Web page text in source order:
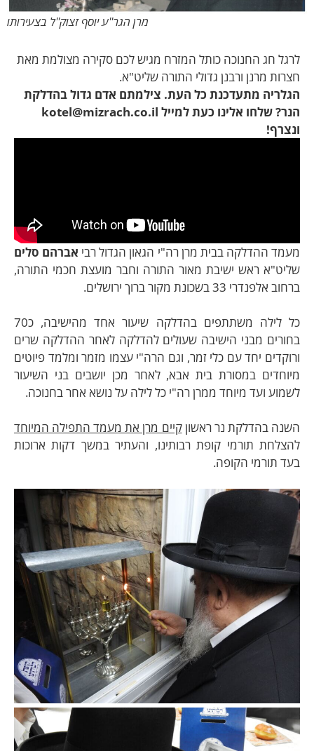
מרן הגר''ע יוסף זצוק''ל בצעירותו
לרגל חג החנוכה כותל המזרח מגיש לכם סקירה מצולמת מאת
חצרות מרנן ורבנן גדולי התורה שליט"א.
הגלריה מתעדכנת כל העת. צילמתם אדם גדול בהדלקת
הנר? שלחו אלינו כעת למייל kotel@mizrach.co.il
ונצרף!
מעמד ההדלקה בבית מרן רה"י הגאון הגדול רביאברהם סלים
שליט"א ראש ישיבת מאור התורה וחבר מועצת חכמי התורה,
ברחוב אלפנדרי 33 בשכונת מקור ברוך ירושלים.
כל לילה משתתפים בהדלקה שיעור אחד מהישיבה, כ70
בחורים מבני הישיבה שעולים להדלקה לאחר ההדלקה שרים
ורוקדים יחד עם כלי זמר, וגם הרה"י עצמו מזמר ומלמד פיוטים
מיוחדים במסורת בית אבא, לאחר מכן יושבים בני השיעור
לשמוע ועד מיוחד ממרן רה"י כל לילה על נושא אחר בחנוכה.
השנה בהדלקת נר ראשוןקיים מרן את מעמד התפילה המיוחד
להצלחת תורמי קופת רבותינו, והעתיר במשך דקות ארוכות
בעד תורמי הקופה.